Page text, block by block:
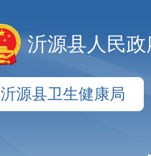
沂源县人民政
沂源县卫生健康局